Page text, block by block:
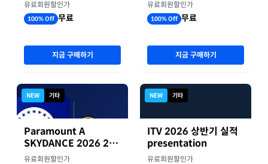
유료회원할인가
100% Off 무료
지금 구매하기
NEW 기타
Paramount A
SKYDANCE 2026 2분
기 실적
유료회원할인가
유료회원할인가
100% Off 무료
지금 구매하기
NEW 기타
ITV 2026 상반기 실적
presentation
유료회원할인가